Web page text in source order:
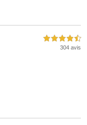
4,5 étoiles sur 5
304 avis